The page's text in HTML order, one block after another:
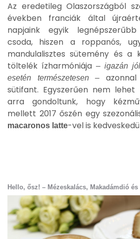
Az eredetileg Olaszországból
években franciák által
napjaink egyik
csoda, hiszen a roppanós,
mandulalisztes sütemény és a
töltelék ízharmóniája – igazán
esetén természetesen –
sütifant. Egyszerűen nem
arra gondoltunk, hogy
mellett 2017 őszén egy
macaronos latte-vel is
Hello, ősz! – Mézeskalács, Makadámdió